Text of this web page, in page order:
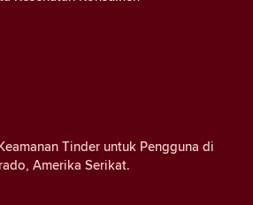
Tinder untuk Pengguna di
Amerika Serikat.